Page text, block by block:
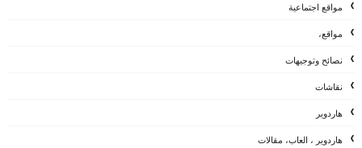
مواقع اجتماعية
مواقع،
نصائح وتوجيهات
نقاشات
هاردوير
هاردوير ، العاب، مقالات